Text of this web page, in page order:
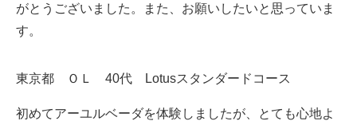
がとうございました。また、お願いしたいと思っていま
す。
東京都 ＯＬ 40代 Lotusスタンダードコース
初めてアーユルベーダを体験しましたが、とても心地よ